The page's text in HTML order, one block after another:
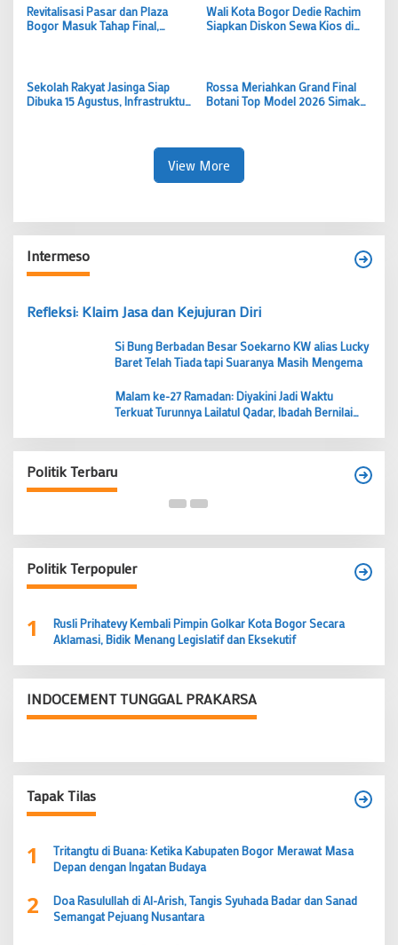
Revitalisasi Pasar dan Plaza
Bogor Masuk Tahap Final,
Wali Kota Bogor Dedie Rachim
Siapkan Diskon Sewa Kios di
Sekolah Rakyat Jasinga Siap
Dibuka 15 Agustus, Infrastruktur
Rossa Meriahkan Grand Final
Botani Top Model 2026 Simak
View More
Intermeso
Refleksi: Klaim Jasa dan Kejujuran Diri
Si Bung Berbadan Besar Soekarno KW alias Lucky
Baret Telah Tiada tapi Suaranya Masih Mengema
Malam ke-27 Ramadan: Diyakini Jadi Waktu
Terkuat Turunnya Lailatul Qadar, Ibadah Bernilai
Politik Terbaru
Tangerang Periode 2026–2031
Di Banten, Politik
Politik Terpopuler
1
Rusli Prihatevy Kembali Pimpin Golkar Kota Bogor Secara
Aklamasi, Bidik Menang Legislatif dan Eksekutif
INDOCEMENT TUNGGAL PRAKARSA
Tapak Tilas
1
Tritangtu di Buana: Ketika Kabupaten Bogor Merawat Masa
Depan dengan Ingatan Budaya
2
Doa Rasulullah di Al-Arish, Tangis Syuhada Badar dan Sanad
Semangat Pejuang Nusantara